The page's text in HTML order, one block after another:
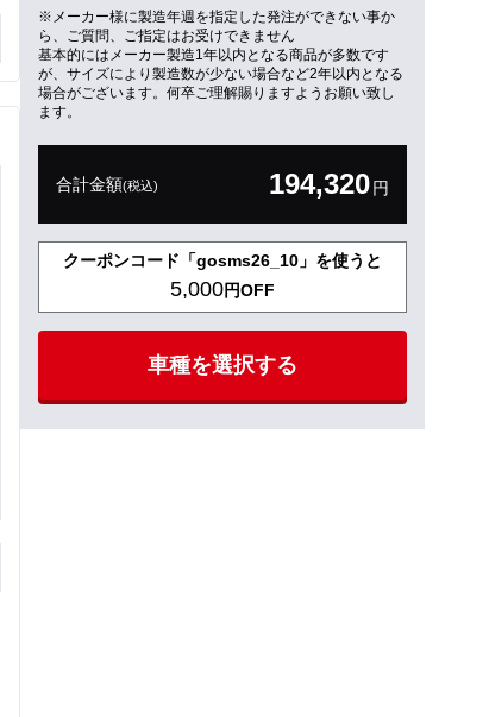
※メーカー様に製造年週を指定した発注ができない事か
ら、ご質問、ご指定はお受けできません
基本的にはメーカー製造1年以内となる商品が多数です
が、サイズにより製造数が少ない場合など2年以内となる
場合がございます。何卒ご理解賜りますようお願い致し
ます。
合計金額(税込) 194,320円
クーポンコード「gosms26_10」を使うと
5,000円OFF
車種を選択する